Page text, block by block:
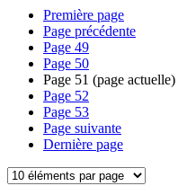
Première page
Page précédente
Page 49
Page 50
Page 51 (page actuelle)
Page 52
Page 53
Page suivante
Dernière page